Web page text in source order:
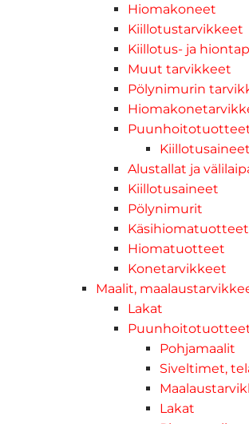
Hiomakoneet
Kiillotustarvikkeet
Kiillotus- ja
Muut tarvikkeet
Pölynimurin
Kiillotusaineet
Alustallat ja
Kiillotusaineet
Pölynimurit
Käsihiomatuotteet
Hiomatuotteet
Konetarvikkeet
Maalit,
Lakat
Pohjamaalit
Siveltimet,
Lakat